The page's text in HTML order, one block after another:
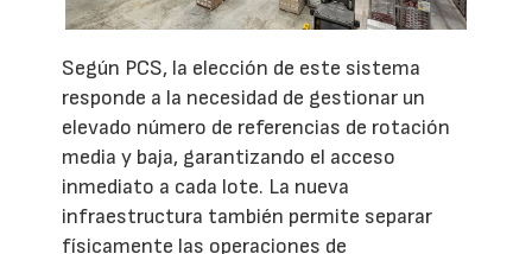
Según PCS, la elección de este sistema
responde a la necesidad de gestionar un
elevado número de referencias de rotación
media y baja, garantizando el acceso
inmediato a cada lote. La nueva
infraestructura también permite separar
físicamente las operaciones de